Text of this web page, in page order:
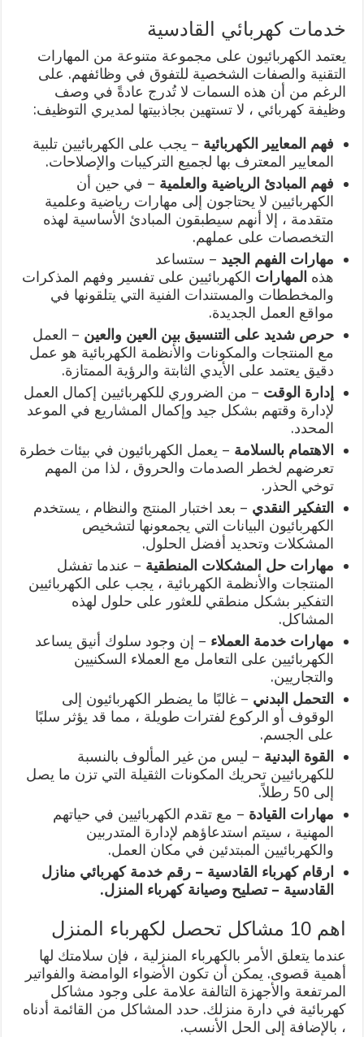
خدمات كهربائي القادسية
يعتمد الكهربائيون على مجموعة متنوعة من المهارات
التقنية والصفات الشخصية للتفوق في وظائفهم. على
الرغم من أن هذه السمات لا تُدرج عادةً في وصف
وظيفة كهربائي ، لا تستهين بجاذبيتها لمديري التوظيف:
فهم المعايير الكهربائية – يجب على الكهربائيين تلبية
المعايير المعترف بها لجميع التركيبات والإصلاحات.
فهم المبادئ الرياضية والعلمية – في حين أن
الكهربائيين لا يحتاجون إلى مهارات رياضية وعلمية
متقدمة ، إلا أنهم سيطبقون المبادئ الأساسية لهذه
التخصصات على عملهم.
مهارات الفهم الجيد – ستساعد
هذه المهارات الكهربائيين على تفسير وفهم المذكرات
والمخططات والمستندات الفنية التي يتلقونها في
مواقع العمل الجديدة.
حرص شديد على التنسيق بين العين والعين – العمل
مع المنتجات والمكونات والأنظمة الكهربائية هو عمل
دقيق يعتمد على الأيدي الثابتة والرؤية الممتازة.
إدارة الوقت – من الضروري للكهربائيين إكمال العمل
لإدارة وقتهم بشكل جيد وإكمال المشاريع في الموعد
المحدد.
الاهتمام بالسلامة – يعمل الكهربائيون في بيئات خطرة
تعرضهم لخطر الصدمات والحروق ، لذا من المهم
توخي الحذر.
التفكير النقدي – بعد اختبار المنتج والنظام ، يستخدم
الكهربائيون البيانات التي يجمعونها لتشخيص
المشكلات وتحديد أفضل الحلول.
مهارات حل المشكلات المنطقية – عندما تفشل
المنتجات والأنظمة الكهربائية ، يجب على الكهربائيين
التفكير بشكل منطقي للعثور على حلول لهذه
المشاكل.
مهارات خدمة العملاء – إن وجود سلوك أنيق يساعد
الكهربائيين على التعامل مع العملاء السكنيين
والتجاريين.
التحمل البدني – غالبًا ما يضطر الكهربائيون إلى
الوقوف أو الركوع لفترات طويلة ، مما قد يؤثر سلبًا
على الجسم.
القوة البدنية – ليس من غير المألوف بالنسبة
للكهربائيين تحريك المكونات الثقيلة التي تزن ما يصل
إلى 50 رطلاً.
مهارات القيادة – مع تقدم الكهربائيين في حياتهم
المهنية ، سيتم استدعاؤهم لإدارة المتدربين
والكهربائيين المبتدئين في مكان العمل.
ارقام كهرباء القادسية – رقم خدمة كهربائي منازل
القادسية – تصليح وصيانة كهرباء المنزل.
اهم 10 مشاكل تحصل لكهرباء المنزل
عندما يتعلق الأمر بالكهرباء المنزلية ، فإن سلامتك لها
أهمية قصوى. يمكن أن تكون الأضواء الوامضة والفواتير
المرتفعة والأجهزة التالفة علامة على وجود مشاكل
كهربائية في دارة منزلك. حدد المشاكل من القائمة أدناه
، بالإضافة إلى الحل الأنسب.